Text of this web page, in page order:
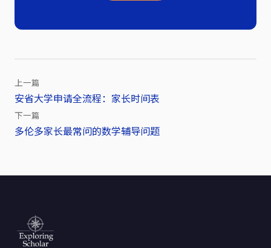
文
章
导
上一篇
安省大学申请全流程：家长时间表
下一篇
多伦多家长最常问的数学辅导问题